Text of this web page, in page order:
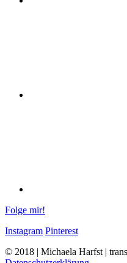
Folge mir!
Instagram Pinterest
© 2018 | Michaela Harfst |